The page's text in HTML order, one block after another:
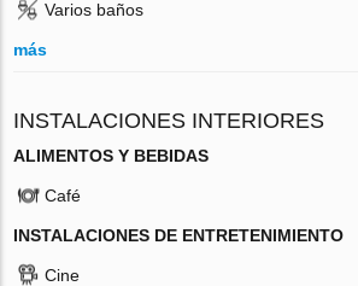
Varios baños
más
INSTALACIONES INTERIORES
ALIMENTOS Y BEBIDAS
Café
INSTALACIONES DE ENTRETENIMIENTO
Cine